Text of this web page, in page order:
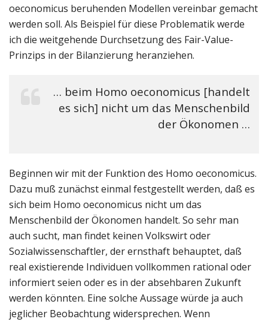
oeconomicus beruhenden Modellen vereinbar gemacht
werden soll. Als Beispiel für diese Problematik werde
ich die weitgehende Durchsetzung des Fair-Value-
Prinzips in der Bilanzierung heranziehen.
… beim Homo oeconomicus [handelt
es sich] nicht um das Menschenbild
der Ökonomen …
Beginnen wir mit der Funktion des Homo oeconomicus.
Dazu muß zunächst einmal festgestellt werden, daß es
sich beim Homo oeconomicus nicht um das
Menschenbild der Ökonomen handelt. So sehr man
auch sucht, man findet keinen Volkswirt oder
Sozialwissenschaftler, der ernsthaft behauptet, daß
real existierende Individuen vollkommen rational oder
informiert seien oder es in der absehbaren Zukunft
werden könnten. Eine solche Aussage würde ja auch
jeglicher Beobachtung widersprechen. Wenn